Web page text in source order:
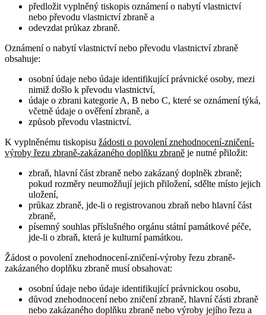
předložit vyplněný tiskopis oznámení o nabytí vlastnictví
nebo převodu vlastnictví zbraně a
odevzdat průkaz zbraně.
Oznámení o nabytí vlastnictví nebo převodu vlastnictví zbraně
obsahuje:
osobní údaje nebo údaje identifikující právnické osoby, mezi
nimiž došlo k převodu vlastnictví,
údaje o zbrani kategorie A, B nebo C, které se oznámení týká,
včetně údaje o ověření zbraně, a
způsob převodu vlastnictví.
K vyplněnému tiskopisu žádosti o povolení znehodnocení-zničení-
výroby řezu zbraně-zakázaného doplňku zbraně je nutné přiložit:
zbraň, hlavní část zbraně nebo zakázaný doplněk zbraně;
pokud rozměry neumožňují jejich přiložení, sdělte místo jejich
uložení,
průkaz zbraně, jde-li o registrovanou zbraň nebo hlavní část
zbraně,
písemný souhlas příslušného orgánu státní památkové péče,
jde-li o zbraň, která je kulturní památkou.
Žádost o povolení znehodnocení-zničení-výroby řezu zbraně-
zakázaného doplňku zbraně musí obsahovat:
osobní údaje nebo údaje identifikující právnickou osobu,
důvod znehodnocení nebo zničení zbraně, hlavní části zbraně
nebo zakázaného doplňku zbraně nebo výroby jejího řezu a